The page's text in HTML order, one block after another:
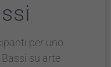
per uno
su arte